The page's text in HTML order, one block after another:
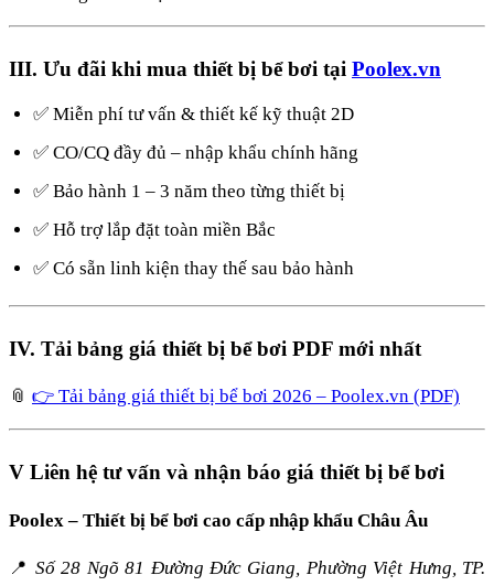
III. Ưu đãi khi mua thiết bị bể bơi tại Poolex.vn
✅ Miễn phí tư vấn & thiết kế kỹ thuật 2D
✅ CO/CQ đầy đủ – nhập khẩu chính hãng
✅ Bảo hành 1 – 3 năm theo từng thiết bị
✅ Hỗ trợ lắp đặt toàn miền Bắc
✅ Có sẵn linh kiện thay thế sau bảo hành
IV. Tải bảng giá thiết bị bể bơi PDF mới nhất
📎 👉 Tải bảng giá thiết bị bể bơi 2026 – Poolex.vn (PDF)
V Liên hệ tư vấn và nhận báo giá thiết bị bể bơi
Poolex – Thiết bị bể bơi cao cấp nhập khẩu Châu Âu
📍 Số 28 Ngõ 81 Đường Đức Giang, Phường Việt Hưng, TP.